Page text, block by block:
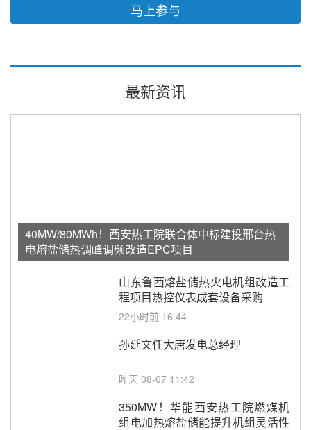
马上参与
最新资讯
40MW/80MWh！西安热工院联合体中标建投邢台热
电熔盐储热调峰调频改造EPC项目
山东鲁西熔盐储热火电机组改造工
程项目热控仪表成套设备采购
22小时前 16:44
孙延文任大唐发电总经理
昨天 08-07 11:42
350MW！华能西安热工院燃煤机
组电加热熔盐储能提升机组灵活性